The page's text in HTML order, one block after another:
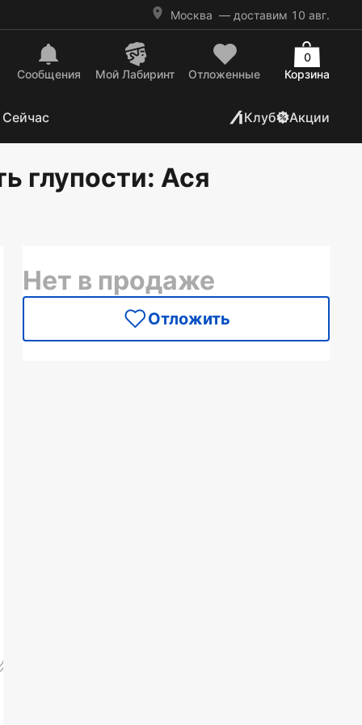
Москва — доставим 10 авг.
Сообщения Mой Лабиринт Отложенные Корзина
0
Клуб Акции
глупости: Ася
Нет в продаже
Отложить